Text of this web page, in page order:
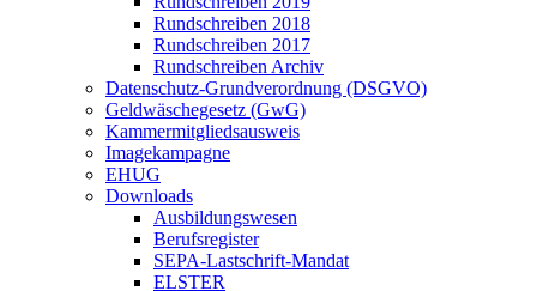
Rundschreiben 2018
Rundschreiben 2017
Rundschreiben Archiv
Datenschutz-Grundverordnung (DSGVO)
Geldwäschegesetz (GwG)
Kammermitgliedsausweis
Imagekampagne
EHUG
Downloads
Ausbildungswesen
Berufsregister
SEPA-Lastschrift-Mandat
ELSTER